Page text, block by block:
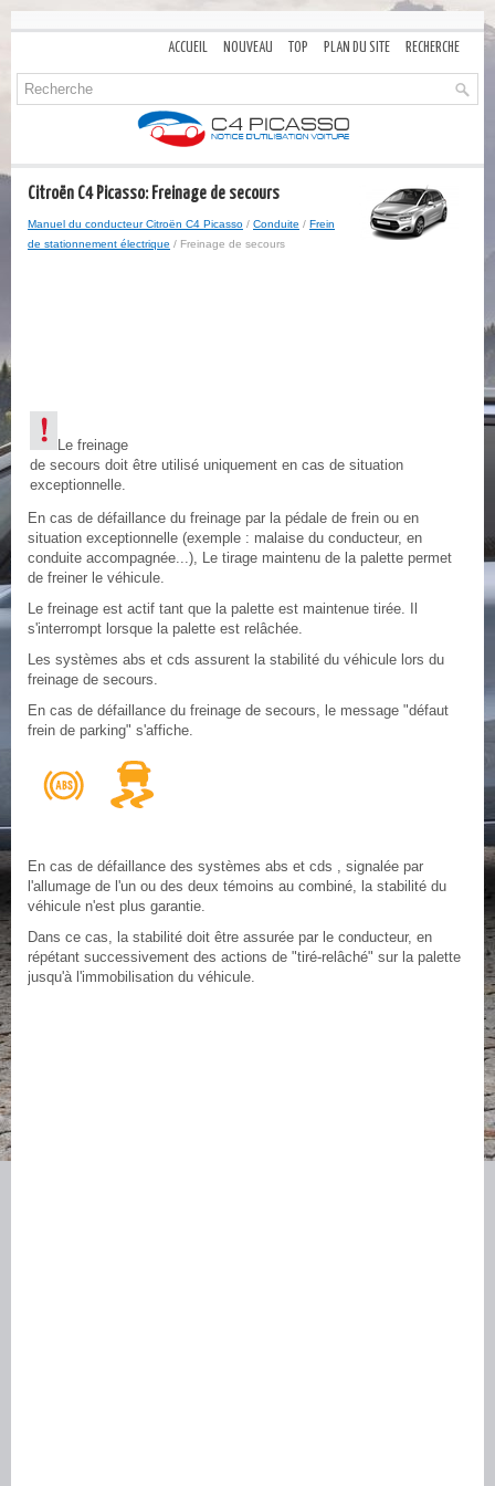
ACCUEIL NOUVEAU TOP PLAN DU SITE RECHERCHE
Citroën C4 Picasso: Freinage de secours
Manuel du conducteur Citroën C4 Picasso / Conduite / Frein
de stationnement électrique / Freinage de secours
Le freinage
de secours doit être utilisé uniquement en cas de situation
exceptionnelle.
En cas de défaillance du freinage par la pédale de frein ou en
situation exceptionnelle (exemple : malaise du conducteur, en
conduite accompagnée...), Le tirage maintenu de la palette permet
de freiner le véhicule.
Le freinage est actif tant que la palette est maintenue tirée. Il
s'interrompt lorsque la palette est relâchée.
Les systèmes abs et cds assurent la stabilité du véhicule lors du
freinage de secours.
En cas de défaillance du freinage de secours, le message "défaut
frein de parking" s'affiche.
En cas de défaillance des systèmes abs et cds , signalée par
l'allumage de l'un ou des deux témoins au combiné, la stabilité du
véhicule n'est plus garantie.
Dans ce cas, la stabilité doit être assurée par le conducteur, en
répétant successivement des actions de "tiré-relâché" sur la palette
jusqu'à l'immobilisation du véhicule.